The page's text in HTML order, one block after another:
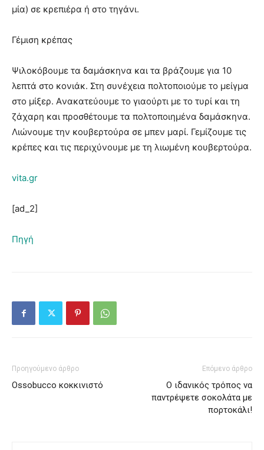
μία) σε κρεπιέρα ή στο τηγάνι.
Γέμιση κρέπας
Ψιλοκόβουμε τα δαμάσκηνα και τα βράζουμε για 10
λεπτά στο κονιάκ. Στη συνέχεια πολτοποιούμε το μείγμα
στο μίξερ. Aνακατεύουμε το γιαούρτι με το τυρί και τη
ζάχαρη και προσθέτουμε τα πολτοποιημένα δαμάσκηνα.
Λιώνουμε την κουβερτούρα σε μπεν μαρί. Γεμίζουμε τις
κρέπες και τις περιχύνουμε με τη λιωμένη κουβερτούρα.
vita.gr
[ad_2]
Πηγή
Προηγούμενο άρθρο
Ossobucco κοκκινιστό
Επόμενο άρθρο
Ο ιδανικός τρόπος να
παντρέψετε σοκολάτα με
πορτοκάλι!